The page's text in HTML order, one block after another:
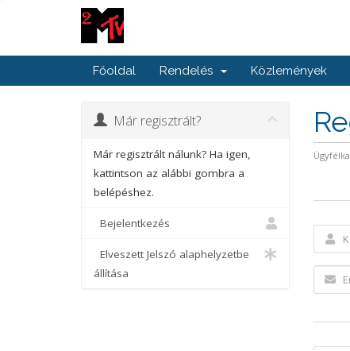
Főoldal Rendelés Közlemények
Már regisztrált?
Már regisztrált nálunk? Ha igen,
kattintson az alábbi gombra a
belépéshez.
Bejelentkezés
Elveszett Jelszó alaphelyzetbe
állítása